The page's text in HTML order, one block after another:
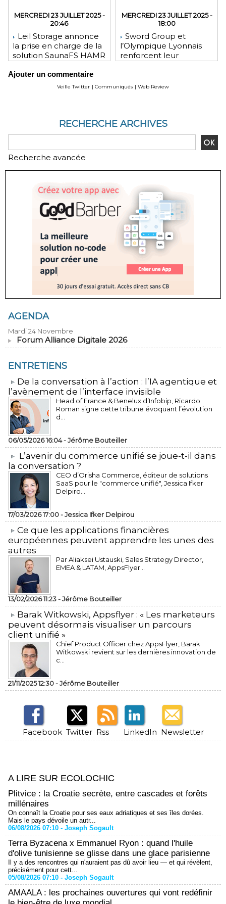
MERCREDI 23 JUILLET 2025 -
20:46
Leil Storage annonce
la prise en charge de la
solution SaunaFS HAMR
stockage accrue lors
des déploiements sur
MERCREDI 23 JUILLET 2025 -
18:00
Sword Group et
l’Olympique Lyonnais
renforcent leur
Ajouter un commentaire
Veille Twitter | Communiqués | Web Review
RECHERCHE ARCHIVES
Recherche avancée
AGENDA
Mardi 24 Novembre
Forum Alliance Digitale 2026
ENTRETIENS
​De la conversation à l’action : l’IA agentique et
l’avènement de l’interface invisible
Head of France & Benelux d’Infobip, Ricardo
Roman signe cette tribune évoquant l’évolution
d...
06/05/2026 16:04 -Jérôme Bouteiller
L’avenir du commerce unifié se joue-t-il dans
la conversation ?
CEO d’Orisha Commerce, éditeur de solutions
SaaS pour le "commerce unifié", Jessica Ifker
Delpiro...
17/03/2026 17:00 -Jessica Ifker Delpirou
​Ce que les applications financières
européennes peuvent apprendre les unes des
autres
Par Aliaksei Ustauski, Sales Strategy Director,
EMEA & LATAM, AppsFlyer...
13/02/2026 11:23 -Jérôme Bouteiller
​Barak Witkowski, Appsflyer : « Les marketeurs
peuvent désormais visualiser un parcours
client unifié »
Chief Product Officer chez AppsFlyer, ​Barak
Witkowski revient sur les dernières innovation de
c...
21/11/2025 12:30 -Jérôme Bouteiller
Facebook Twitter Rss LinkedIn Newsletter
A LIRE SUR ECOLOCHIC
Plitvice : la Croatie secrète, entre cascades et forêts
millénaires
On connaît la Croatie pour ses eaux adriatiques et ses îles dorées.
Mais le pays dévoile un autr...
06/08/2026 07:10 - Joseph Sogault
Terra Byzacena x Emmanuel Ryon : quand l'huile
d'olive tunisienne se glisse dans une glace parisienne
Il y a des rencontres qui n'auraient pas dû avoir lieu — et qui révèlent,
précisément pour cett...
05/08/2026 07:10 - Joseph Sogault
AMAALA : les prochaines ouvertures qui vont redéfinir